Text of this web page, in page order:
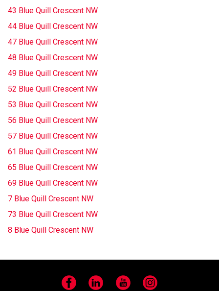
43 Blue Quill Crescent NW
44 Blue Quill Crescent NW
47 Blue Quill Crescent NW
48 Blue Quill Crescent NW
49 Blue Quill Crescent NW
52 Blue Quill Crescent NW
53 Blue Quill Crescent NW
56 Blue Quill Crescent NW
57 Blue Quill Crescent NW
61 Blue Quill Crescent NW
65 Blue Quill Crescent NW
69 Blue Quill Crescent NW
7 Blue Quill Crescent NW
73 Blue Quill Crescent NW
8 Blue Quill Crescent NW
Facebook LinkedIn YouTube Instagram